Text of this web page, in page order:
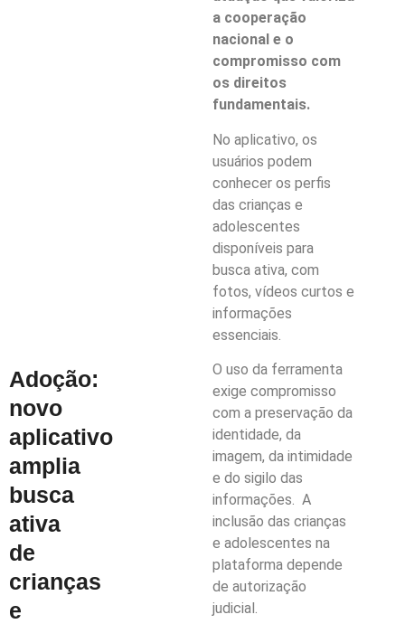
Adoção:
novo
aplicativo
amplia
busca
ativa
de
crianças
e
a cooperação
nacional e o
compromisso com
os direitos
fundamentais.
No aplicativo, os
usuários podem
conhecer os perfis
das crianças e
adolescentes
disponíveis para
busca ativa, com
fotos, vídeos curtos e
informações
essenciais.
O uso da ferramenta
exige compromisso
com a preservação da
identidade, da
imagem, da intimidade
e do sigilo das
informações. A
inclusão das crianças
e adolescentes na
plataforma depende
de autorização
judicial.